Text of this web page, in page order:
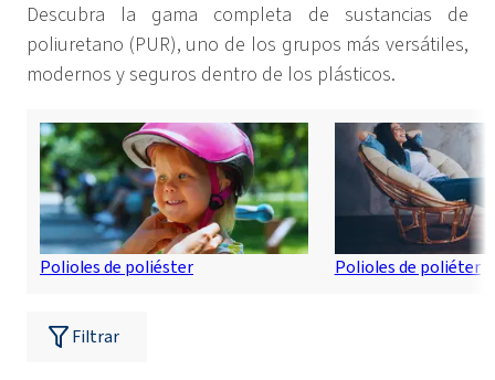
Descubra la gama completa de sustancias de
poliuretano (PUR), uno de los grupos más versátiles,
modernos y seguros dentro de los plásticos.
Polioles de poliéster Polioles de poliéter
Filtrar